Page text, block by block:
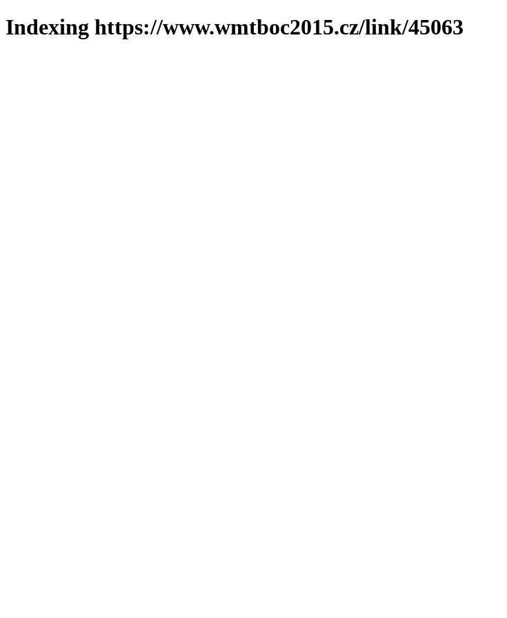
Indexing https://www.wmtboc2015.cz/link/45063